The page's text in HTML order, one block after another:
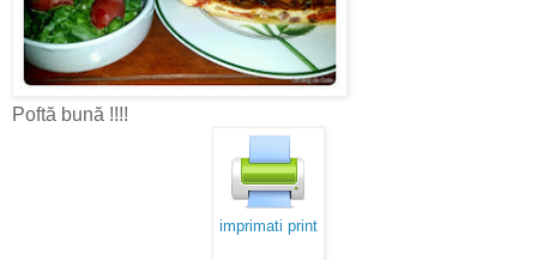
Poftă bună !!!!
imprimati print